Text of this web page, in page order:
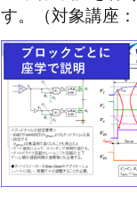
す。（対象講座